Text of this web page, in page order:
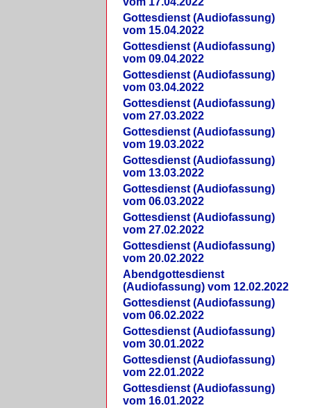
Gottesdienst (Audiofassung)
vom 15.04.2022
Gottesdienst (Audiofassung)
vom 09.04.2022
Gottesdienst (Audiofassung)
vom 03.04.2022
Gottesdienst (Audiofassung)
vom 27.03.2022
Gottesdienst (Audiofassung)
vom 19.03.2022
Gottesdienst (Audiofassung)
vom 13.03.2022
Gottesdienst (Audiofassung)
vom 06.03.2022
Gottesdienst (Audiofassung)
vom 27.02.2022
Gottesdienst (Audiofassung)
vom 20.02.2022
Abendgottesdienst
(Audiofassung) vom 12.02.2022
Gottesdienst (Audiofassung)
vom 06.02.2022
Gottesdienst (Audiofassung)
vom 30.01.2022
Gottesdienst (Audiofassung)
vom 22.01.2022
Gottesdienst (Audiofassung)
vom 16.01.2022